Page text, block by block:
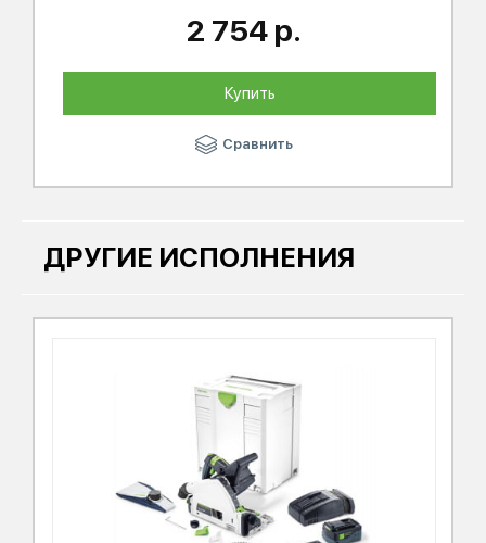
2 754 р.
Купить
Сравнить
ДРУГИЕ ИСПОЛНЕНИЯ